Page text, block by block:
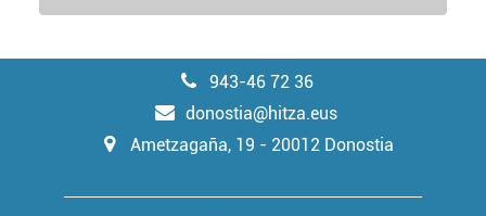
943-46 72 36
donostia@hitza.eus
Ametzagaña, 19 - 20012 Donostia